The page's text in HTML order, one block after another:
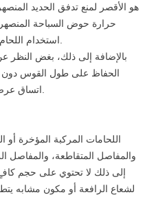
هو الأقصر لمنع تدفق الحديد
حرارة حوض السباحة المنصهر
بالإضافة إلى ذلك، بغض النظر
الحفاظ على طول القوس دون
إلى ذلك لا تحتوي على حجم كافٍ
لشعاع الرافعة أو مكون مشابه